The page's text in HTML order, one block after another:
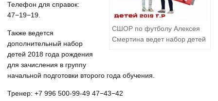
СШОР по футболу Алексея
Смертина ведет набор детей
Телефон для справок:
47−19−19.
Также ведется
дополнительный набор
детей 2018 года рождения
для зачисления в группу
начальной подготовки второго года обучения.
Тренер: +7 996 500-99-49 47−43−42